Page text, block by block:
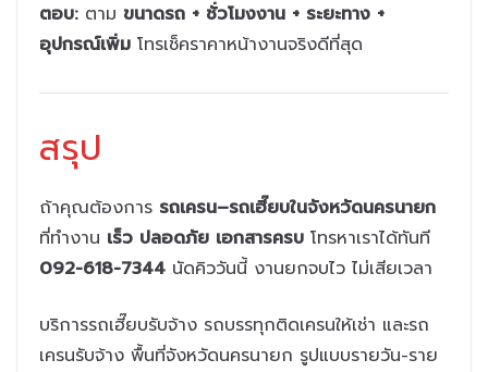
ตอบ: ตาม ขนาดรถ + ชั่วโมงงาน + ระยะทาง +
อุปกรณ์เพิ่ม โทรเช็คราคาหน้างานจริงดีที่สุด
สรุป
ถ้าคุณต้องการ รถเครน–รถเฮี๊ยบในจังหวัดนครนายก
ที่ทำงาน เร็ว ปลอดภัย เอกสารครบ โทรหาเราได้ทันที
092-618-7344 นัดคิววันนี้ งานยกจบไว ไม่เสียเวลา
บริการรถเฮี๊ยบรับจ้าง รถบรรทุกติดเครนให้เช่า และรถ
เครนรับจ้าง พื้นที่จังหวัดนครนายก รูปแบบรายวัน-ราย